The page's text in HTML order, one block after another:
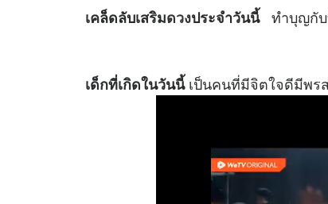
เคล็ดลับเสริมดวงประจำวันนี้ทำบุญกับบ้
เด็กที่เกิดในวันนี้เป็นคนที่มีจิตใจดีมีพร